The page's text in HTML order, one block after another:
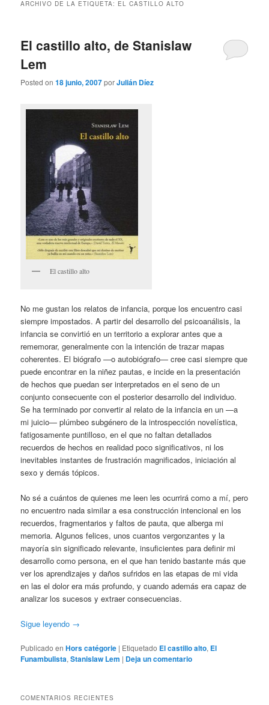
ARCHIVO DE LA ETIQUETA: EL CASTILLO ALTO
El castillo alto, de Stanislaw
Lem
Posted on18 junio, 2007porJulián Díez
El castillo alto
No me gustan los relatos de infancia, porque los encuentro casi
siempre impostados. A partir del desarrollo del psicoanálisis, la
infancia se convirtió en un territorio a explorar antes que a
rememorar, generalmente con la intención de trazar mapas
coherentes. El biógrafo —o autobiógrafo— cree casi siempre que
puede encontrar en la niñez pautas, e incide en la presentación
de hechos que puedan ser interpretados en el seno de un
conjunto consecuente con el posterior desarrollo del individuo.
Se ha terminado por convertir al relato de la infancia en un —a
mi juicio— plúmbeo subgénero de la introspección novelística,
fatigosamente puntilloso, en el que no faltan detallados
recuerdos de hechos en realidad poco significativos, ni los
inevitables instantes de frustración magnificados, iniciación al
sexo y demás tópicos.
No sé a cuántos de quienes me leen les ocurrirá como a mí, pero
no encuentro nada similar a esa construcción intencional en los
recuerdos, fragmentarios y faltos de pauta, que alberga mi
memoria. Algunos felices, unos cuantos vergonzantes y la
mayoría sin significado relevante, insuficientes para definir mi
desarrollo como persona, en el que han tenido bastante más que
ver los aprendizajes y daños sufridos en las etapas de mi vida
en las el dolor era más profundo, y cuando además era capaz de
analizar los sucesos y extraer consecuencias.
Sigue leyendo →
Publicado en Hors catégorie | Etiquetado El castillo alto, El
Funambulista,Stanislaw Lem | Deja un comentario
COMENTARIOS RECIENTES